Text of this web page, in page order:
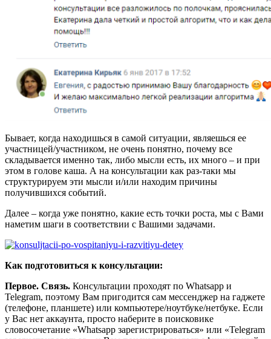
Бывает, когда находишься в самой ситуации, являешься ее
участницей/участником, не очень понятно, почему все
складывается именно так, либо мысли есть, их много – и при
этом в голове каша. А на консультации как раз-таки мы
структурируем эти мысли и/или находим причины
получившихся событий.
Далее – когда уже понятно, какие есть точки роста, мы с Вами
наметим шаги в соответствии с Вашими задачами.
Как подготовиться к консультации:
Первое. Связь. Консультации проходят по Whatsapp и
Telegram, поэтому Вам пригодится сам мессенджер на гаджете
(телефоне, планшете) или компьютере/ноутбуке/нетбуке. Если
у Вас нет аккаунта, просто наберите в поисковике
словосочетание «Whatsapp зарегистрироваться» или «Telegram